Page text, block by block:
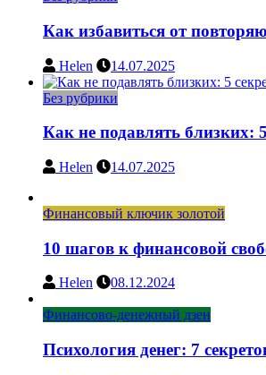
Как избавиться от
Helen 14.07.2025
Без рубрики
Как не подавлять близких:
Helen 14.07.2025
Финансовый ключик золотой
10 шагов к финансовой
Helen 08.12.2024
Финансово-денежный дзен
Психология денег: 7